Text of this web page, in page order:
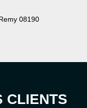
08190
CLIENTS